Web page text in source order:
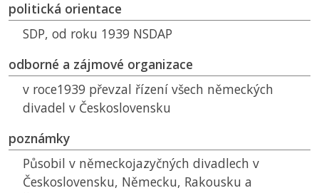
politická orientace
SDP, od roku 1939 NSDAP
odborné a zájmové organizace
v roce1939 převzal řízení všech německých
divadel v Československu
poznámky
Působil v německojazyčných divadlech v
Československu, Německu, Rakousku a